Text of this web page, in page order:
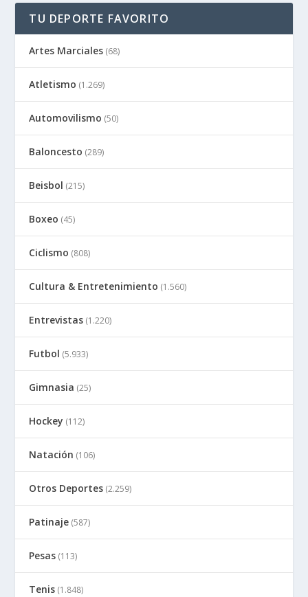
TU DEPORTE FAVORITO
Artes Marciales (68)
Atletismo (1.269)
Automovilismo (50)
Baloncesto (289)
Beisbol (215)
Boxeo (45)
Ciclismo (808)
Cultura & Entretenimiento (1.560)
Entrevistas (1.220)
Futbol (5.933)
Gimnasia (25)
Hockey (112)
Natación (106)
Otros Deportes (2.259)
Patinaje (587)
Pesas (113)
Tenis (1.848)